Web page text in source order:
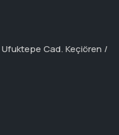
Cad. Keçiören /